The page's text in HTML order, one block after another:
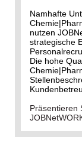
Namhafte
nutzen
strategische
Die hohe
Präsentieren